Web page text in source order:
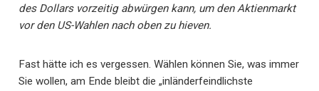
des Dollars vorzeitig abwürgen kann, um den Aktienmarkt
vor den US-Wahlen nach oben zu hieven.
Fast hätte ich es vergessen. Wählen können Sie, was immer
Sie wollen, am Ende bleibt die „inländerfeindlichste